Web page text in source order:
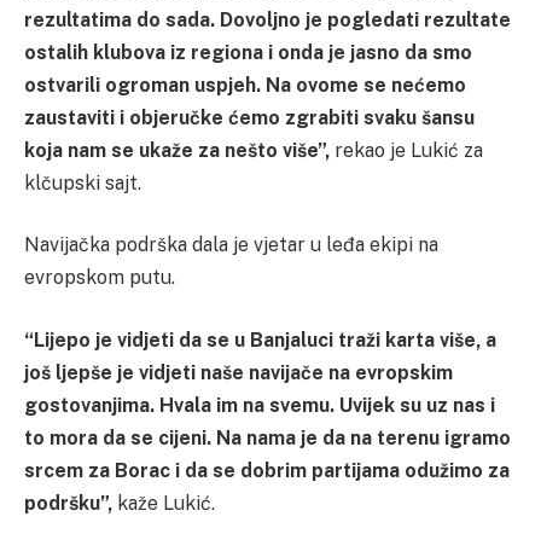
rezultatima do sada. Dovoljno je pogledati rezultate
ostalih klubova iz regiona i onda je jasno da smo
ostvarili ogroman uspjeh. Na ovome se nećemo
zaustaviti i objeručke ćemo zgrabiti svaku šansu
koja nam se ukaže za nešto više”, rekao je Lukić za
klčupski sajt.
Navijačka podrška dala je vjetar u leđa ekipi na
evropskom putu.
“Lijepo je vidjeti da se u Banjaluci traži karta više, a
još ljepše je vidjeti naše navijače na evropskim
gostovanjima. Hvala im na svemu. Uvijek su uz nas i
to mora da se cijeni. Na nama je da na terenu igramo
srcem za Borac i da se dobrim partijama odužimo za
podršku”, kaže Lukić.